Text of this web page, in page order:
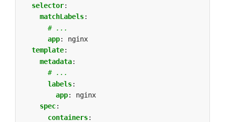
selector:
matchLabels:
# ...
app:
nginx
template:
metadata:
# ...
labels:
app:
nginx
spec:
containers: